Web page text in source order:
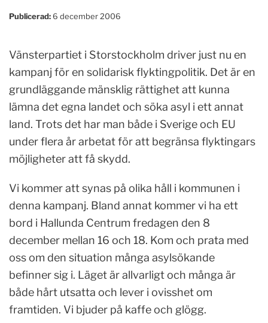
Publicerad:6 december 2006
Vänsterpartiet i Storstockholm driver just nu en
kampanj för en solidarisk flyktingpolitik. Det är en
grundläggande mänsklig rättighet att kunna
lämna det egna landet och söka asyl i ett annat
land. Trots det har man både i Sverige och EU
under flera år arbetat för att begränsa flyktingars
möjligheter att få skydd.
Vi kommer att synas på olika håll i kommunen i
denna kampanj. Bland annat kommer vi ha ett
bord i Hallunda Centrum fredagen den 8
december mellan 16 och 18. Kom och prata med
oss om den situation många asylsökande
befinner sig i. Läget är allvarligt och många är
både hårt utsatta och lever i ovisshet om
framtiden. Vi bjuder på kaffe och glögg.